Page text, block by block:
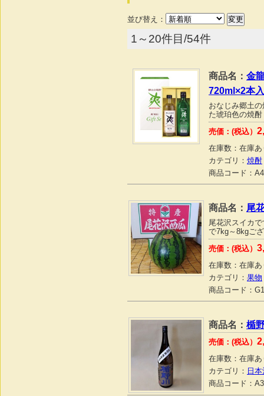
並び替え：
1～20件目/54件
商品名： 金
720ml×2本入
おなじみ郷土
た琥珀色の焼
売価：(税込）
在庫数： 在庫あ
カテゴリ： 焼酎
商品コード：
商品名： 尾
尾花沢スイカ
で7kg～8kgご
売価：(税込）
在庫数： 在庫あ
カテゴリ： 果物
商品コード：
商品名： 楯
売価：(税込）
在庫数： 在庫あ
カテゴリ： 日
商品コード：